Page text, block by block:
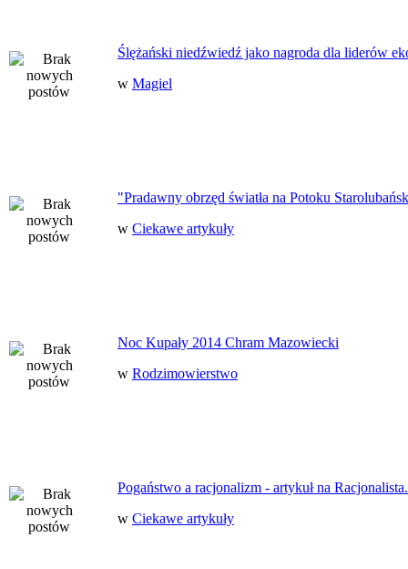
Ślężański niedźwiedź jako nagroda dla liderów
w Magiel
"Pradawny obrzęd światła na Potoku
w Ciekawe artykuły
Noc Kupały 2014 Chram Mazowiecki
w Rodzimowierstwo
Pogaństwo a racjonalizm - artykuł na
w Ciekawe artykuły